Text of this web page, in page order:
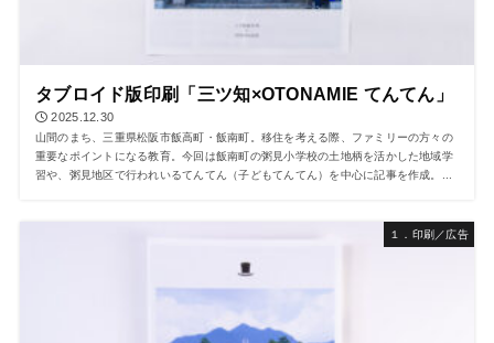
タブロイド版印刷「三ツ知×OTONAMIE てんてん」
2025.12.30
山間のまち、三重県松阪市飯高町・飯南町。移住を考える際、ファミリーの方々の
重要なポイントになる教育。今回は飯南町の粥見小学校の土地柄を活かした地域学
習や、粥見地区で行われいるてんてん（子どもてんてん）を中心に記事を作成。...
１．印刷／広告